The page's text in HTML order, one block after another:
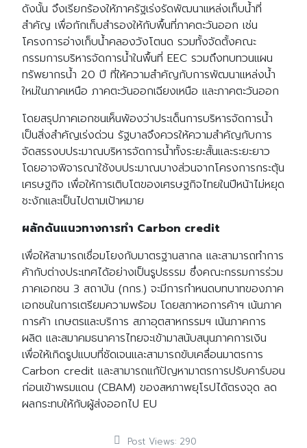
ดังนั้น จึงเรียกร้องให้ภาครัฐเร่งรัดพัฒนาแหล่งเก็บน้ำที่
สำคัญ เพื่อกักเก็บสำรองให้กับพื้นที่ภาคตะวันออก เช่น
โครงการอ่างเก็บน้ำคลองวังโตนด รวมทั้งจัดตั้งคณะ
กรรมการบริหารจัดการน้ำในพื้นที่ EEC รวมถึงทบทวนแผน
ทรัพยากรน้ำ 20 ปี ที่ให้ความสำคัญกับการพัฒนาแหล่งน้ำ
ใหม่ในภาคเหนือ ภาคตะวันออกเฉียงเหนือ และภาคตะวันออก
โดยสรุปภาคเอกชนเห็นพ้องว่าประเด็นการบริหารจัดการน้ำ
เป็นสิ่งสำคัญเร่งด่วน รัฐบาลจึงควรให้ความสำคัญกับการ
จัดสรรงบประมาณบริหารจัดการน้ำทั้งระยะสั้นและระยะยาว
โดยอาจพิจารณาใช้งบประมาณบางส่วนจากโครงการกระตุ้น
เศรษฐกิจ เพื่อให้การเติบโตของเศรษฐกิจไทยในปีหน้าไม่หยุด
ชะงักและเป็นไปตามเป้าหมาย
ผลักดันแนวทางการทำ Carbon credit
เพื่อให้สามารถเชื่อมโยงกับมาตรฐานสากล และสามารถทำการ
ค้ากับต่างประเทศได้อย่างเป็นรูปธรรม ซึ่งคณะกรรมการร่วม
ภาคเอกชน 3 สถาบัน (กกร.) จะมีการกำหนดบทบาทของภาค
เอกชนในการเตรียมความพร้อม โดยสภาหอการค้าฯ เน้นภาค
การค้า เกษตรและบริการ สภาอุตสาหกรรมฯ เน้นภาคการ
ผลิต และสมาคมธนาคารไทยจะเข้ามาสนับสนุนภาคการเงิน
เพื่อให้เกิดรูปแบบที่ชัดเจนและสามารถขับเคลื่อนมาตรการ
Carbon credit และสามารถแก้ปัญหามาตรการปรับคาร์บอน
ก่อนเข้าพรมแดน (CBAM) ของสหภาพยุโรปได้ตรงจุด ลด
ผลกระทบให้กับผู้ส่งออกไป EU
Post Views: 290